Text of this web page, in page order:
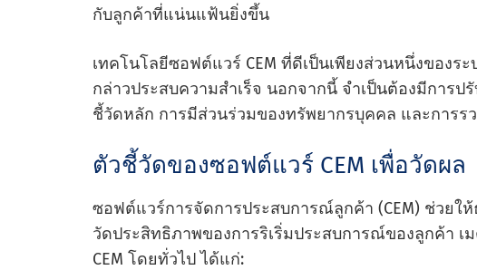
กับลูกค้าที่แน่นแฟ้นยิ่งขึ้น
เทคโนโลยีซอฟต์แวร์ CEM ที่ดีเป็นเพียงส่วนหนึ่งของร
กล่าวประสบความสําเร็จ นอกจากนี้ จําเป็นต้องมีการป
ชี้วัดหลัก การมีส่วนร่วมของทรัพยากรบุคคล และการร
ตัวชี้วัดของซอฟต์แวร์ CEM เพื่อวัดผล
ซอฟต์แวร์การจัดการประสบการณ์ลูกค้า (CEM) ช่วยใ
วัดประสิทธิภาพของการริเริ่มประสบการณ์ของลูกค้า
CEM โดยทั่วไป ได้แก่: